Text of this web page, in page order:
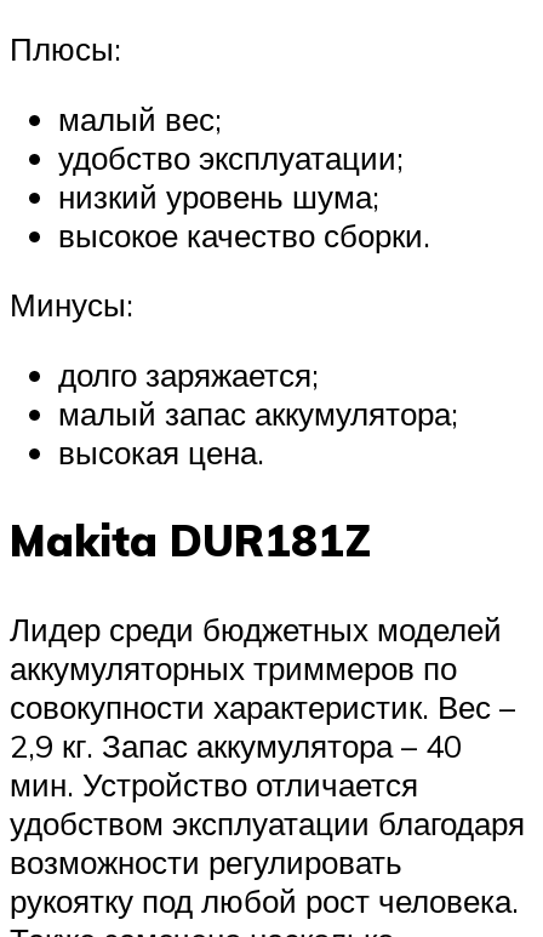
Плюсы:
малый вес;
удобство эксплуатации;
низкий уровень шума;
высокое качество сборки.
Минусы:
долго заряжается;
малый запас аккумулятора;
высокая цена.
Makita DUR181Z
Лидер среди бюджетных моделей
аккумуляторных триммеров по
совокупности характеристик. Вес –
2,9 кг. Запас аккумулятора – 40
мин. Устройство отличается
удобством эксплуатации благодаря
возможности регулировать
рукоятку под любой рост человека.